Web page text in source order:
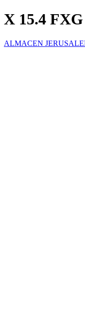
X 15.4
ALMACEN